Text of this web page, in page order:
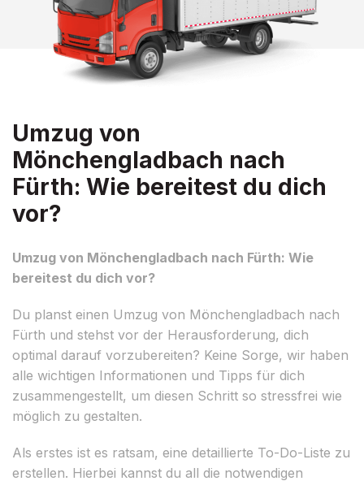
Umzug von
Mönchengladbach nach
Fürth: Wie bereitest du dich
vor?
Umzug von Mönchengladbach nach Fürth: Wie
bereitest du dich vor?
Du planst einen Umzug von Mönchengladbach nach
Fürth und stehst vor der Herausforderung, dich
optimal darauf vorzubereiten? Keine Sorge, wir haben
alle wichtigen Informationen und Tipps für dich
zusammengestellt, um diesen Schritt so stressfrei wie
möglich zu gestalten.
Als erstes ist es ratsam, eine detaillierte To-Do-Liste zu
erstellen. Hierbei kannst du all die notwendigen